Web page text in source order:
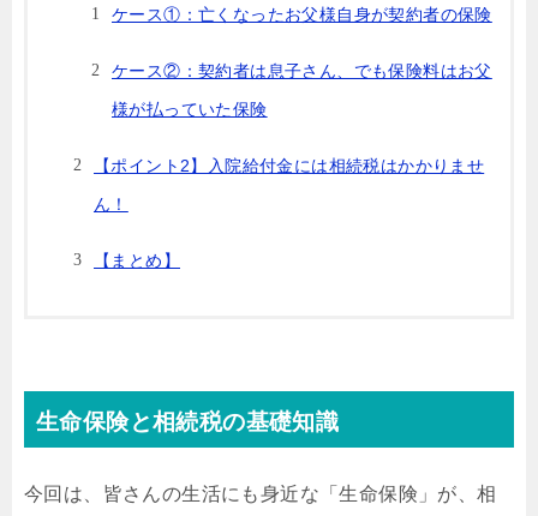
ケース①：亡くなったお父様自身が契約者の保険
ケース②：契約者は息子さん、でも保険料はお父
様が払っていた保険
【ポイント2】入院給付金には相続税はかかりませ
ん！
【まとめ】
生命保険と相続税の基礎知識
今回は、皆さんの生活にも身近な「生命保険」が、相